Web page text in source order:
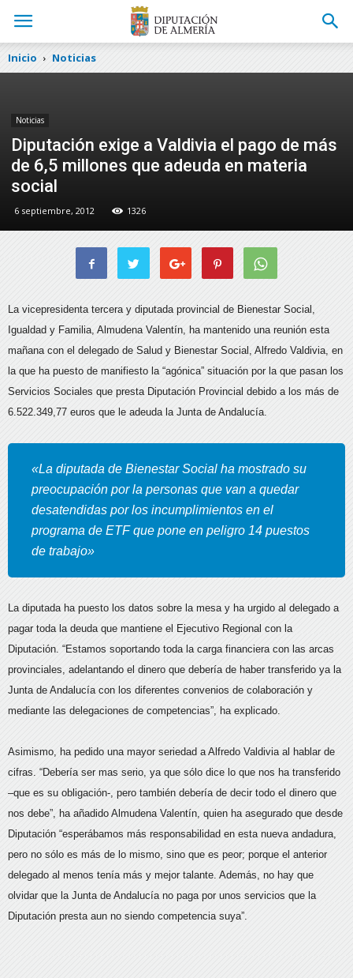
Inicio Noticias
Noticias
Diputación exige a Valdivia el pago de más
de 6,5 millones que adeuda en materia
social
6 septiembre, 2012 1326
La vicepresidenta tercera y diputada provincial de Bienestar Social,
Igualdad y Familia, Almudena Valentín, ha mantenido una reunión esta
mañana con el delegado de Salud y Bienestar Social, Alfredo Valdivia, en
la que ha puesto de manifiesto la “agónica” situación por la que pasan los
Servicios Sociales que presta Diputación Provincial debido a los más de
6.522.349,77 euros que le adeuda la Junta de Andalucía.
«La diputada de Bienestar Social ha mostrado su
preocupación por la personas que van a quedar
desatendidas por los incumplimientos en el
programa de ETF que pone en peligro 14 puestos
de trabajo»
La diputada ha puesto los datos sobre la mesa y ha urgido al delegado a
pagar toda la deuda que mantiene el Ejecutivo Regional con la
Diputación. “Estamos soportando toda la carga financiera con las arcas
provinciales, adelantando el dinero que debería de haber transferido ya la
Junta de Andalucía con los diferentes convenios de colaboración y
mediante las delegaciones de competencias”, ha explicado.
Asimismo, ha pedido una mayor seriedad a Alfredo Valdivia al hablar de
cifras. “Debería ser mas serio, ya que sólo dice lo que nos ha transferido
–que es su obligación-, pero también debería de decir todo el dinero que
nos debe”, ha añadido Almudena Valentín, quien ha asegurado que desde
Diputación “esperábamos más responsabilidad en esta nueva andadura,
pero no sólo es más de lo mismo, sino que es peor; porque el anterior
delegado al menos tenía más y mejor talante. Además, no hay que
olvidar que la Junta de Andalucía no paga por unos servicios que la
Diputación presta aun no siendo competencia suya”.